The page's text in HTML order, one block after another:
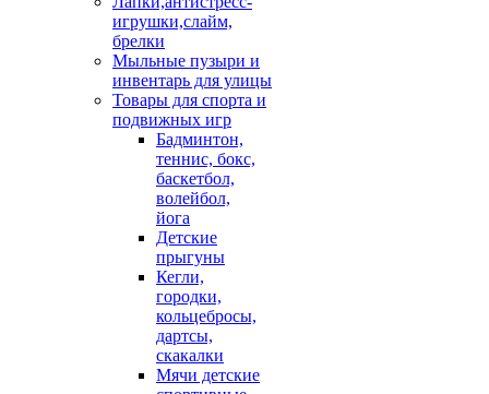
игрушки,слайм,
брелки
Мыльные пузыри и
инвентарь для улицы
Товары для спорта и
подвижных игр
Бадминтон,
теннис, бокс,
баскетбол,
волейбол,
йога
Детские
прыгуны
Кегли,
городки,
кольцебросы,
дартсы,
скакалки
Мячи детские